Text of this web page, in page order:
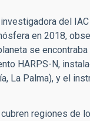
del
en 2018,
se
HARPS-N,
La Palma), y el
regiones de